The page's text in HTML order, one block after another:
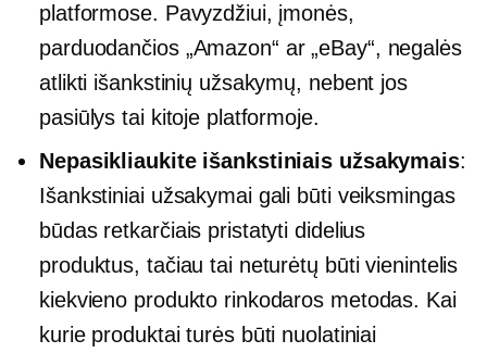
platformose. Pavyzdžiui, įmonės,
parduodančios „Amazon“ ar „eBay“, negalės
atlikti išankstinių užsakymų, nebent jos
pasiūlys tai kitoje platformoje.
Nepasikliaukite išankstiniais užsakymais:
Išankstiniai užsakymai gali būti veiksmingas
būdas retkarčiais pristatyti didelius
produktus, tačiau tai neturėtų būti vienintelis
kiekvieno produkto rinkodaros metodas. Kai
kurie produktai turės būti nuolatiniai